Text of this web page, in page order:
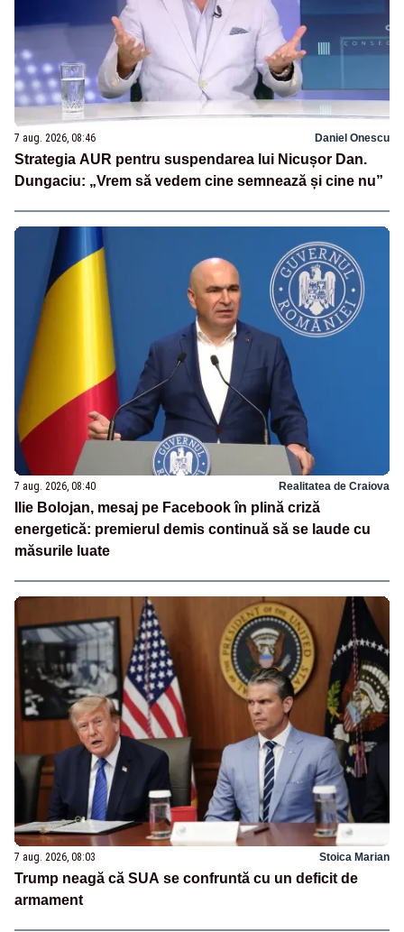
7 aug. 2026, 08:46 Daniel Onescu
Strategia AUR pentru suspendarea lui Nicușor Dan.
Dungaciu: „Vrem să vedem cine semnează și cine nu”
7 aug. 2026, 08:40 Realitatea de Craiova
Ilie Bolojan, mesaj pe Facebook în plină criză
energetică: premierul demis continuă să se laude cu
măsurile luate
7 aug. 2026, 08:03 Stoica Marian
Trump neagă că SUA se confruntă cu un deficit de
armament